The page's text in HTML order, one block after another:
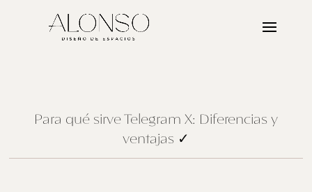
Para qué sirve Telegram X: Diferencias y
ventajas ✓